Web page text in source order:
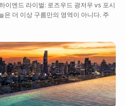
이엔드 라이벌: 로즈우드 광저우 vs 포시
더 이상 구름만의 영역이 아니다. 주